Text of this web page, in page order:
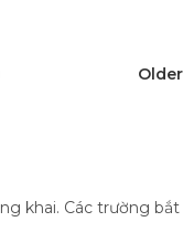
Older
khai. Các trường bắt